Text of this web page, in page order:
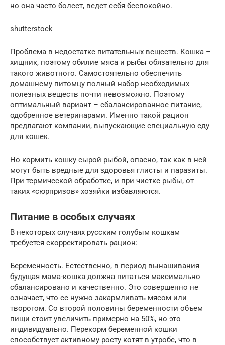
но она часто болеет, ведет себя беспокойно.
shutterstock
Проблема в недостатке питательных веществ. Кошка –
хищник, поэтому обилие мяса и рыбы обязательно для
такого животного. Самостоятельно обеспечить
домашнему питомцу полный набор необходимых
полезных веществ почти невозможно. Поэтому
оптимальный вариант – сбалансированное питание,
одобренное ветеринарами. Именно такой рацион
предлагают компании, выпускающие специальную еду
для кошек.
Но кормить кошку сырой рыбой, опасно, так как в ней
могут быть вредные для здоровья глисты и паразиты.
При термической обработке, и при чистке рыбы, от
таких «сюрпризов» хозяйки избавляются.
Питание в особых случаях
В некоторых случаях русским голубым кошкам
требуется скорректировать рацион:
Беременность. Естественно, в период вынашивания
будущая мама-кошка должна питаться максимально
сбалансировано и качественно. Это совершенно не
означает, что ее нужно закармливать мясом или
творогом. Со второй половины беременности объем
пищи стоит увеличить примерно на 50%, но это
индивидуально. Перекорм беременной кошки
способствует активному росту котят в утробе, что в